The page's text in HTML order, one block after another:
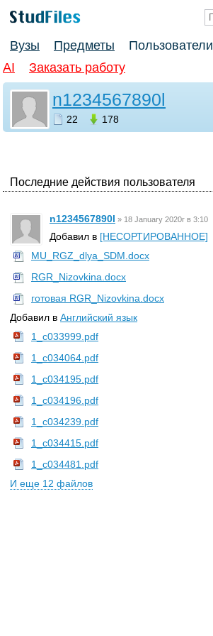
Вузы Предметы Пользователи
AI
Заказать работу
n1234567890l
22 178
Последние действия пользователя
n1234567890l » 18 January 2020г в 3:10
Добавил в [НЕСОРТИРОВАННОЕ]
MU_RGZ_dlya_SDM.docx
RGR_Nizovkina.docx
готовая RGR_Nizovkina.docx
Добавил в Английский язык
1_c033999.pdf
1_c034064.pdf
1_c034195.pdf
1_c034196.pdf
1_c034239.pdf
1_c034415.pdf
1_c034481.pdf
И еще 12 файлов